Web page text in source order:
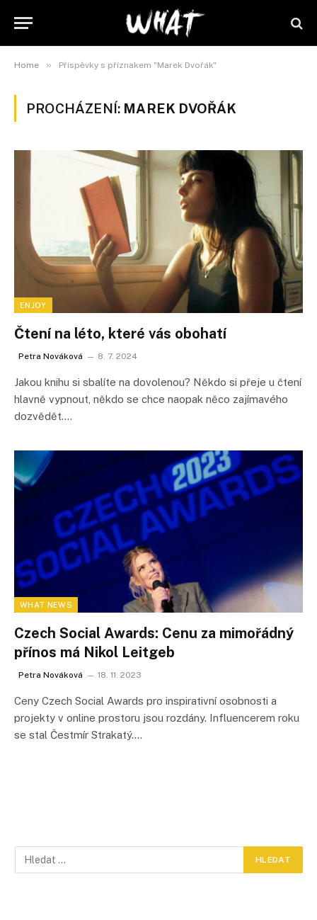
Home » Příspěvky s příznakem "Marek Dvořák"
PROCHÁZENÍ: MAREK DVOŘÁK
ENJOY
Čtení na léto, které vás obohatí
Petra Nováková 8. 7. 2024
Jakou knihu si sbalíte na dovolenou? Někdo si přeje u čtení
hlavně vypnout, někdo se chce naopak něco zajímavého
dozvědět.…
WHAT NEWS
Czech Social Awards: Cenu za mimořádný
přínos má Nikol Leitgeb
Petra Nováková 18. 11. 2023
Ceny Czech Social Awards pro inspirativní osobnosti a
projekty v online prostoru jsou rozdány. Influencerem roku
se stal Čestmír Strakatý.…